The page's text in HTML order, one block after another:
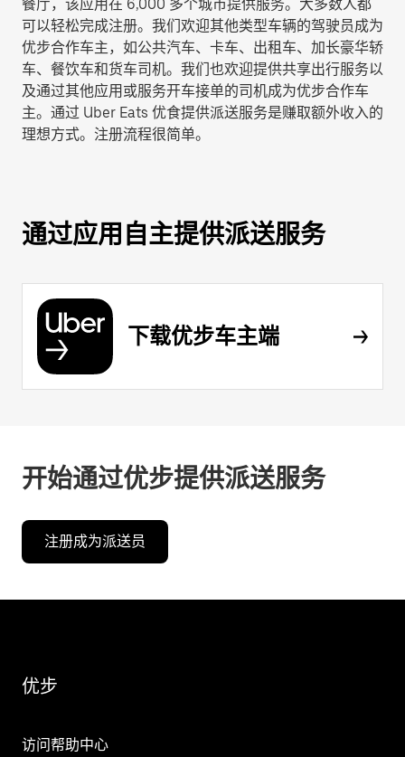
餐厅，该应用在 6,000 多个城市提供服务。大多数人都
可以轻松完成注册。我们欢迎其他类型车辆的驾驶员成为
优步合作车主，如公共汽车、卡车、出租车、加长豪华轿
车、餐饮车和货车司机。我们也欢迎提供共享出行服务以
及通过其他应用或服务开车接单的司机成为优步合作车
主。通过 Uber Eats 优食提供派送服务是赚取额外收入的
理想方式。注册流程很简单。
通过应用自主提供派送服务
下载优步车主端
开始通过优步提供派送服务
注册成为派送员
优步
访问帮助中心